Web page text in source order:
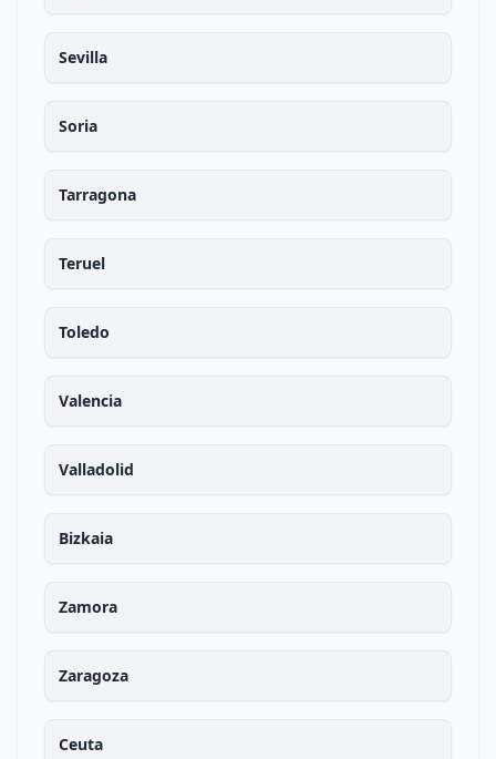
Sevilla
Soria
Tarragona
Teruel
Toledo
Valencia
Valladolid
Bizkaia
Zamora
Zaragoza
Ceuta